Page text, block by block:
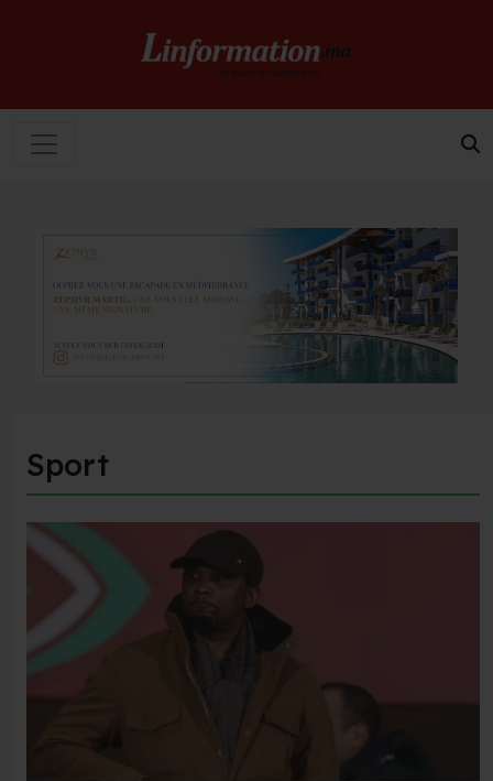
Sport